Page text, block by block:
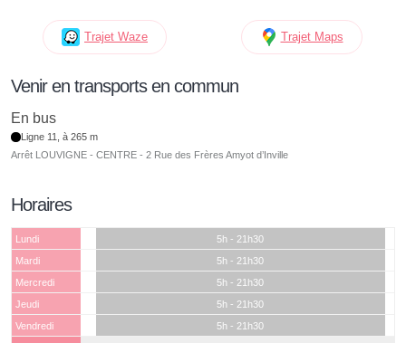
Trajet Waze Trajet Maps
Venir en transports en commun
En bus
Ligne 11, à 265 m
Arrêt LOUVIGNE - CENTRE - 2 Rue des Frères Amyot d’Inville
Horaires
Lundi
5h - 21h30
Mardi
5h - 21h30
Mercredi
5h - 21h30
Jeudi
5h - 21h30
Vendredi
5h - 21h30